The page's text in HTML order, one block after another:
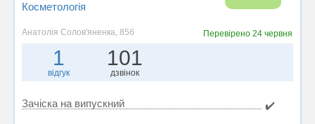
Косметологія
Анатолія Солов'яненка, 85б Перевірено24 червня
1
відгук
101
дзвінок
Зачіска на випускний ✔️